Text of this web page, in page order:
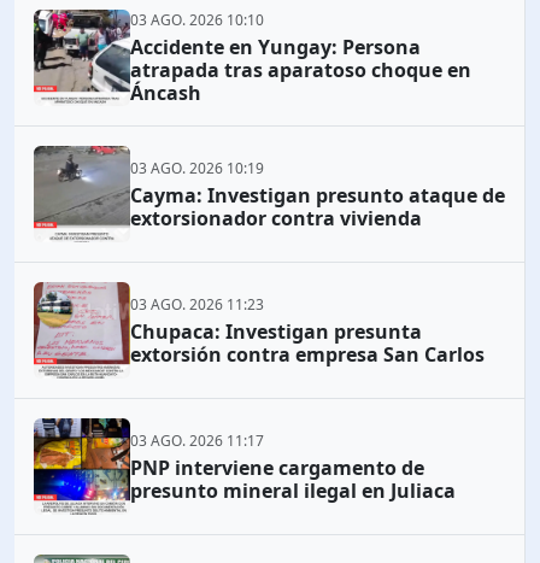
03 AGO. 2026 10:10
Accidente en Yungay: Persona
atrapada tras aparatoso choque en
Áncash
03 AGO. 2026 10:19
Cayma: Investigan presunto ataque de
extorsionador contra vivienda
03 AGO. 2026 11:23
Chupaca: Investigan presunta
extorsión contra empresa San Carlos
03 AGO. 2026 11:17
PNP interviene cargamento de
presunto mineral ilegal en Juliaca